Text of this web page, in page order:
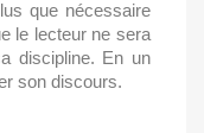
que nécessaire
le lecteur ne sera
discipline. En un
son discours.